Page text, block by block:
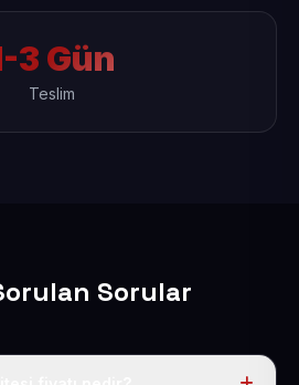
3 Gün
Teslim
Sorular